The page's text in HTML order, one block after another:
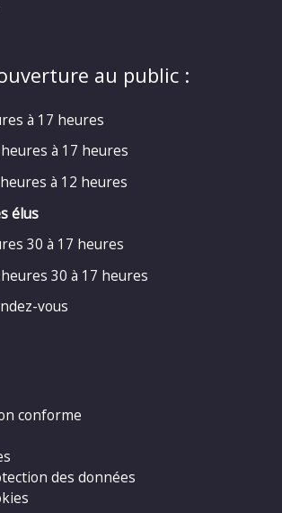
au public :
à 17 heures
à 17 heures
à 12 heures
élus
30 à 17 heures
30 à 17 heures
vous
conforme
des données